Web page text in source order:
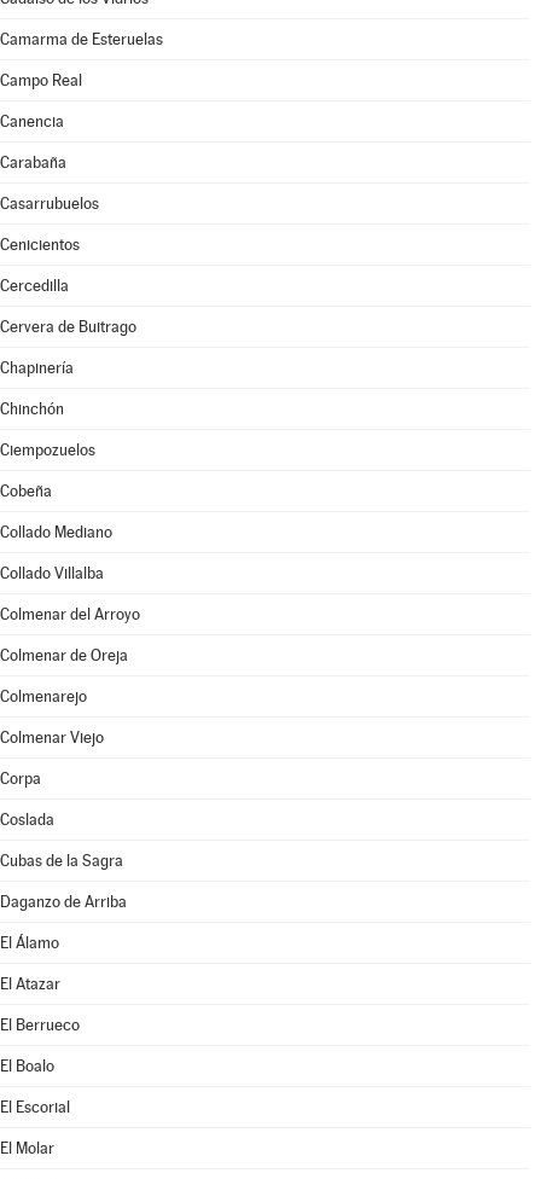
Camarma de Esteruelas
Campo Real
Canencia
Carabaña
Casarrubuelos
Cenicientos
Cercedilla
Cervera de Buitrago
Chapinería
Chinchón
Ciempozuelos
Cobeña
Collado Mediano
Collado Villalba
Colmenar del Arroyo
Colmenar de Oreja
Colmenarejo
Colmenar Viejo
Corpa
Coslada
Cubas de la Sagra
Daganzo de Arriba
El Álamo
El Atazar
El Berrueco
El Boalo
El Escorial
El Molar